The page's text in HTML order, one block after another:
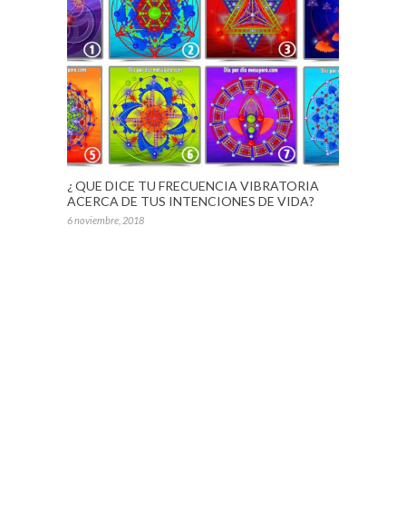
¿ QUE DICE TU FRECUENCIA VIBRATORIA
ACERCA DE TUS INTENCIONES DE VIDA?
6 noviembre, 2018